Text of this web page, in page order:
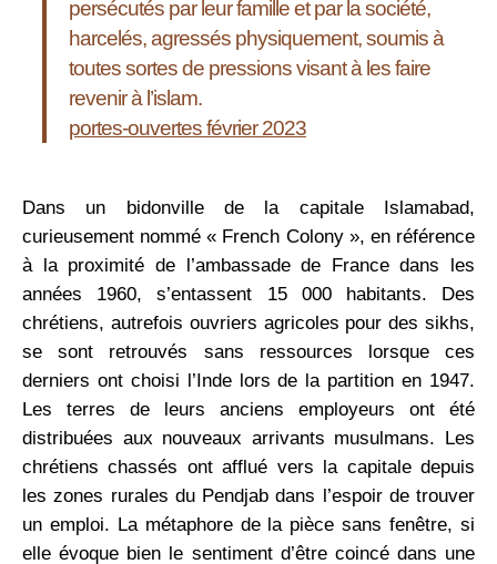
persécutés par leur famille et par la société,
harcelés, agressés physiquement, soumis à
toutes sortes de pressions visant à les faire
revenir à l’islam.
portes-ouvertes février 2023
Dans un bidonville de la capitale ­Islamabad,
curieusement nommé « French Colony », en référence
à la proximité de l’ambassade de France dans les
années 1960, s’entassent 15 000 habitants. Des
chrétiens, autrefois ouvriers agricoles pour des sikhs,
se sont retrouvés sans ressources lorsque ces
derniers ont choisi l’Inde lors de la partition en 1947.
Les terres de leurs anciens ­employeurs ont été
distribuées aux nouveaux arrivants musulmans. Les
chrétiens chassés ont afflué vers la ­capitale depuis
les zones rurales du Pendjab dans l’espoir de trouver
un emploi. La métaphore de la pièce sans fenêtre, si
elle évoque bien le sentiment d’être coincé dans une